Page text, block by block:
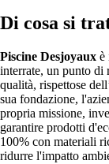
Di cosa si
Piscine Desjoyaux è
interrate, un punto di
qualità, rispettose
sua fondazione,
propria missione,
garantire prodotti
100% con materiali
ridurre l'impatto